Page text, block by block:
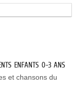
ENFANTS 0-3 ANS
et chansons du